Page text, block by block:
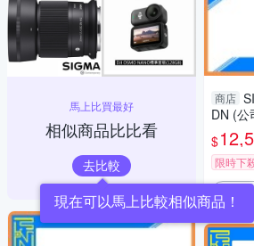
馬上比買最好
相似商品比比看
去比較
現在可以馬上比較相似商品！
商店
DN (公
像鏡
$
限時下